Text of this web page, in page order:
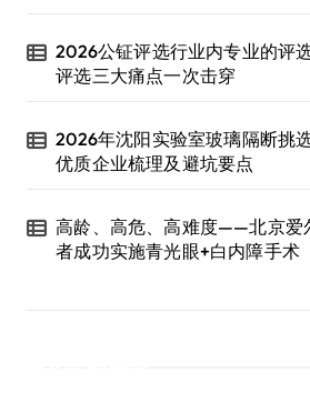
2026公钲评选行业内专业的评
评选三大痛点一次击穿
2026年沈阳实验室玻璃隔断挑
优质企业梳理及避坑要点
高龄、高危、高难度——北京爱
者成功实施青光眼+白内障手术